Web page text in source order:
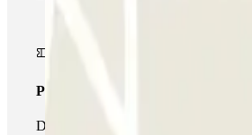
Pass illlimitato
Durante il tuo soggiorno potrai